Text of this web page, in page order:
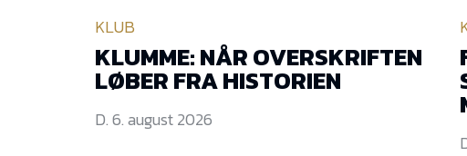
KLUB
KLUMME: NÅR OVERSKRIFTEN
LØBER FRA HISTORIEN
D. 6. august 2026